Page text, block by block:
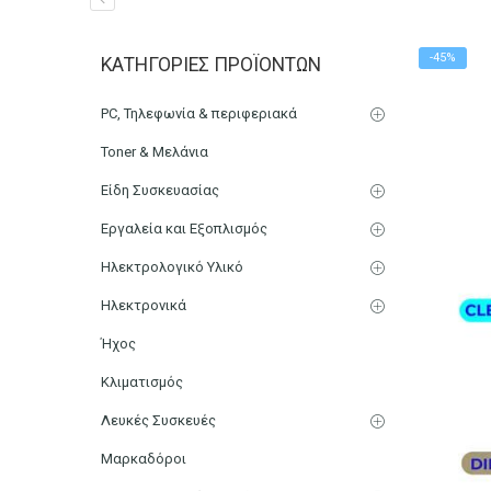
VILEDA H2Pro Flat -45%
ΚΑΤΗΓΟΡΊΕΣ ΠΡΟΪΌΝΤΩΝ
PC, Τηλεφωνία & περιφεριακά
Toner & Μελάνια
Είδη Συσκευασίας
Εργαλεία και Εξοπλισμός
Ηλεκτρολογικό Υλικό
Ηλεκτρονικά
Ήχος
Κλιματισμός
Λευκές Συσκευές
Μαρκαδόροι